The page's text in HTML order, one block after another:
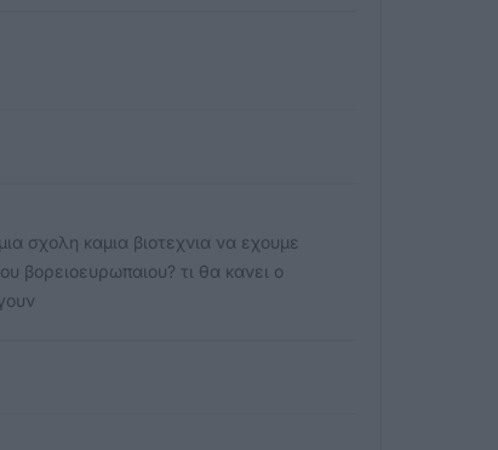
σχολη καμια βιοτεχνια να εχουμε
βορειοευρωπαιου? τι θα κανει ο